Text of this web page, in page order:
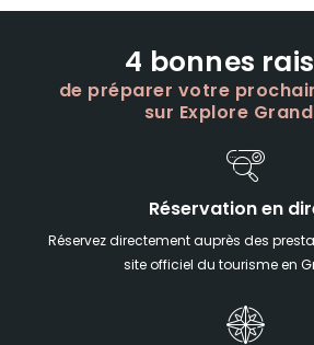
4 bonnes
de préparer votre
sur Explore
Réservation en
Réservez directement auprès des
site officiel du tourisme en